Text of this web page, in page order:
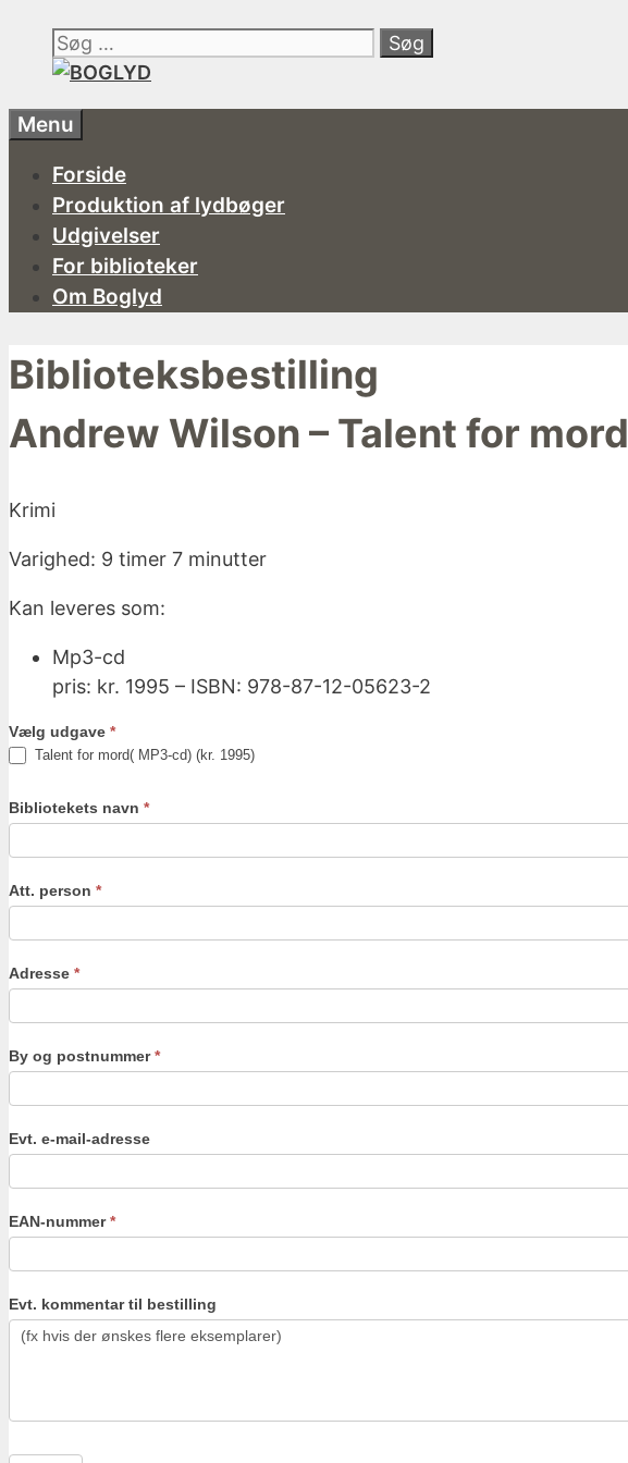
indhold
Søg
efter:
Menu
Forside
Produktion af lydbøger
Udgivelser
For biblioteker
Om Boglyd
Biblioteksbestilling
Andrew Wilson – Talent for mord
Krimi
Varighed: 9 timer 7 minutter
Kan leveres som:
Mp3-cd
pris: kr. 1995 – ISBN: 978-87-12-05623-2
Vælg udgave *
Talent for mord( MP3-cd) (kr. 1995)
Bibliotekets navn *
Att. person *
Adresse *
By og postnummer*
Evt. e-mail-adresse
EAN-nummer*
Evt. kommentar til bestilling